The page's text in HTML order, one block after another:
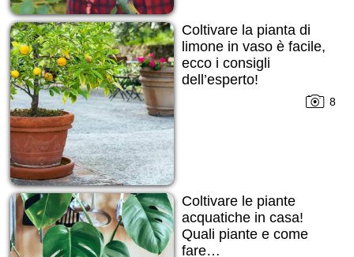
Coltivare la pianta di
limone in vaso è facile,
ecco i consigli
dell’esperto!
8
Coltivare le piante
acquatiche in casa!
Quali piante e come
fare…